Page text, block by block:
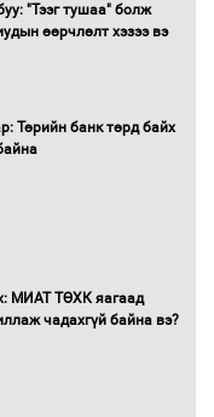
журмыг баталлаа
горимд
"Тээг тушаа" болж
өөрчлөлт хэзээ вэ
Төрийн банк төрд байх
МИАТ ТӨХК яагаад
чадахгүй байна вэ?